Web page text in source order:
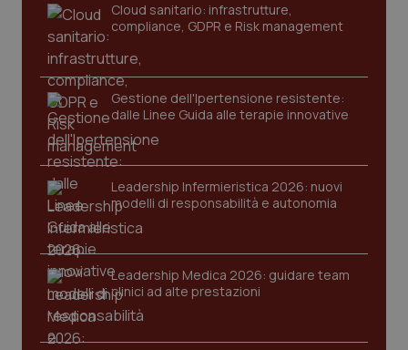
Cloud sanitario: infrastrutture,
compliance, GDPR e Risk management
Gestione dell'Ipertensione resistente:
dalle Linee Guida alle terapie innovative
Leadership Infermieristica 2026: nuovi
modelli di responsabilità e autonomia
Leadership Medica 2026: guidare team
clinici ad alte prestazioni
CookieScriptConsent
CookieScript
www.quotidianosanita.it
tracking-sites-ironfish-
tracking-enable
www.quotidianosanita.it